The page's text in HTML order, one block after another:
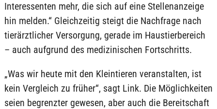
Interessenten mehr, die sich auf eine Stellenanzeige
hin melden.“ Gleichzeitig steigt die Nachfrage nach
tierärztlicher Versorgung, gerade im Haustierbereich
– auch aufgrund des medizinischen Fortschritts.
„Was wir heute mit den Kleintieren veranstalten, ist
kein Vergleich zu früher“, sagt Link. Die Möglichkeiten
seien begrenzter gewesen, aber auch die Bereitschaft